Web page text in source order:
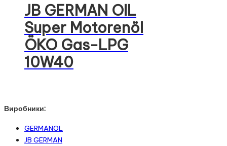
JB GERMAN OIL
Super Motorenöl
ÖKO Gas-LPG
10W40
Виробники:
GERMANOL
JB GERMAN